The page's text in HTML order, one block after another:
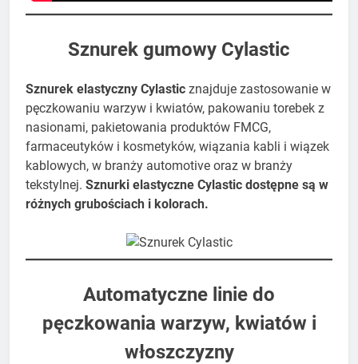
​Sznurek gumowy Cylastic
Sznurek elastyczny Cylastic znajduje zastosowanie w
pęczkowaniu warzyw i kwiatów, pakowaniu torebek z
nasionami, pakietowania produktów FMCG,
farmaceutyków i kosmetyków, wiązania kabli i wiązek
kablowych, w branży automotive oraz w branży
tekstylnej. Sznurki elastyczne Cylastic dostępne są w
różnych grubościach i kolorach.
​Automatyczne linie do
pęczkowania warzyw, kwiatów i
włoszczyzny